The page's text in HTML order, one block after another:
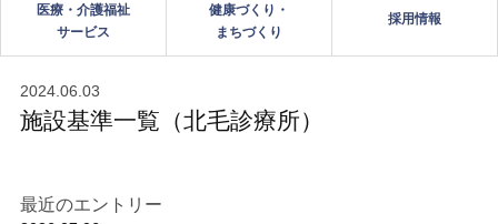
医療・介護福祉
サービス
健康づくり・
まちづくり
採用情報
2024.06.03
施設基準一覧（北毛診療所）
最近のエントリー